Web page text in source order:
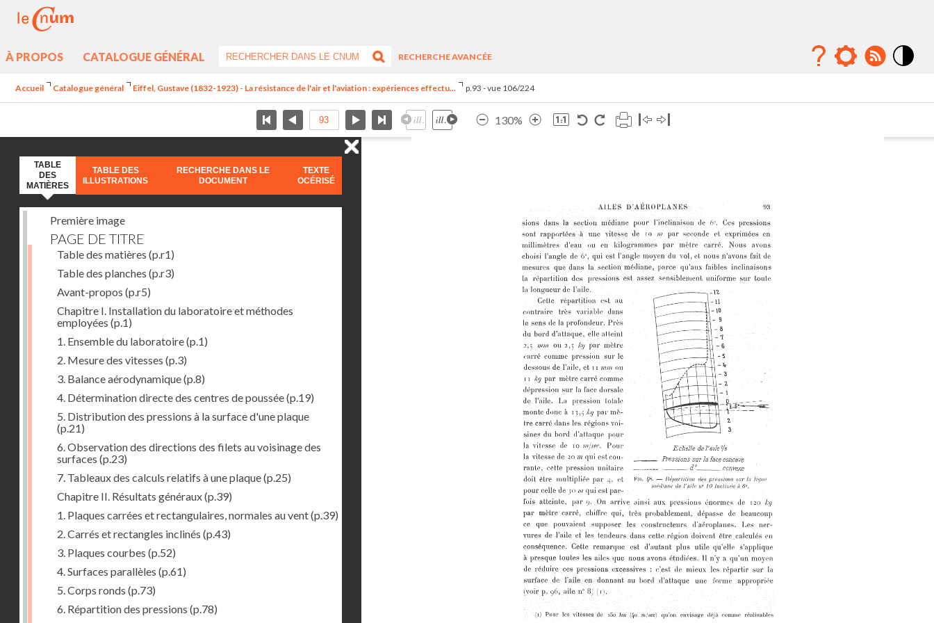
À PROPOS CATALOGUE GÉNÉRAL
RECHERCHE AVANCÉE
Accueil Catalogue général Eiffel, Gustave (1832-1923) - La résistance de l'air et l'aviation : expériences effectu... p.93 - vue 106/224
130%
TABLE
DES
MATIÈRES
TABLE DES
ILLUSTRATIONS
RECHERCHE DANS LE
DOCUMENT
TEXTE
OCÉRISÉ
Première image
PAGE DE TITRE
Table des matières (p.r1)
Table des planches (p.r3)
Avant-propos (p.r5)
Chapitre I. Installation du laboratoire et méthodes
employées (p.1)
1. Ensemble du laboratoire(p.1)
2. Mesure des vitesses (p.3)
3. Balance aérodynamique(p.8)
4. Détermination directe des centres de poussée(p.19)
5. Distribution des pressions à la surface d'une plaque
(p.21)
6. Observation des directions des filets au voisinage des
surfaces (p.23)
7. Tableaux des calculs relatifs à une plaque(p.25)
Chapitre II. Résultats généraux(p.39)
1. Plaques carrées et rectangulaires, normales au vent(p.39)
2. Carrés et rectangles inclinés (p.43)
3. Plaques courbes (p.52)
4. Surfaces parallèles (p.61)
5. Corps ronds (p.73)
6. Répartition des pressions (p.78)